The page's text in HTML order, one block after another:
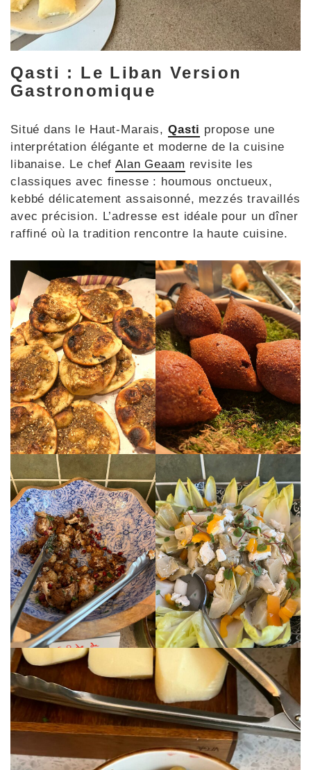
Qasti : Le Liban Version
Gastronomique
Situé dans le Haut-Marais, Qasti propose une
interprétation élégante et moderne de la cuisine
libanaise. Le chefAlan Geaam revisite les
classiques avec finesse : houmous onctueux,
kebbé délicatement assaisonné, mezzés travaillés
avec précision. L’adresse est idéale pour un dîner
raffiné où la tradition rencontre la haute cuisine.